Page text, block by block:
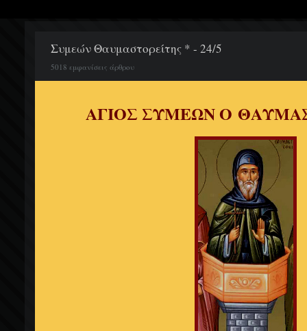
Συμεών Θαυμαστορείτης * - 24/5
5018 εμφανίσεις άρθρου
ΑΓΙΟΣ ΣΥΜΕΩΝ Ο